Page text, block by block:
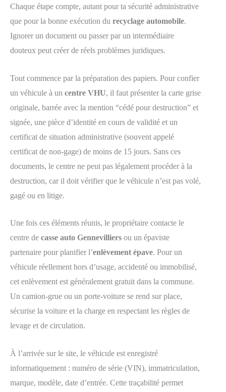
Chaque étape compte, autant pour ta sécurité administrative
que pour la bonne exécution du recyclage automobile.
Ignorer un document ou passer par un intermédiaire
douteux peut créer de réels problèmes juridiques.
Tout commence par la préparation des papiers. Pour confier
un véhicule à un centre VHU, il faut présenter la carte grise
originale, barrée avec la mention “cédé pour destruction” et
signée, une pièce d’identité en cours de validité et un
certificat de situation administrative (souvent appelé
certificat de non-gage) de moins de 15 jours. Sans ces
documents, le centre ne peut pas légalement procéder à la
destruction, car il doit vérifier que le véhicule n’est pas volé,
gagé ou en litige.
Une fois ces éléments réunis, le propriétaire contacte le
centre de casse auto Gennevilliers ou un épaviste
partenaire pour planifier l’enlèvement épave. Pour un
véhicule réellement hors d’usage, accidenté ou immobilisé,
cet enlèvement est généralement gratuit dans la commune.
Un camion-grue ou un porte-voiture se rend sur place,
sécurise la voiture et la charge en respectant les règles de
levage et de circulation.
À l’arrivée sur le site, le véhicule est enregistré
informatiquement : numéro de série (VIN), immatriculation,
marque, modèle, date d’entrée. Cette traçabilité permet